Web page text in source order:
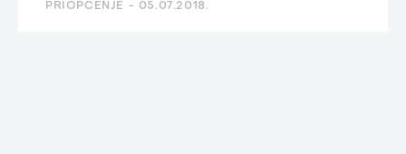
PRIOPĆENJE - 05.07.2018.